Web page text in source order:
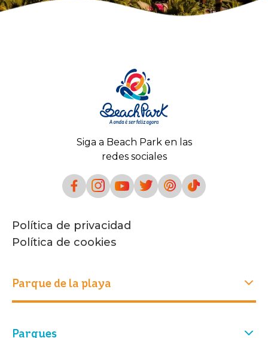
Siga a Beach Park en las
redes sociales
Política de privacidad
Política de cookies
Parque de la playa
Parques